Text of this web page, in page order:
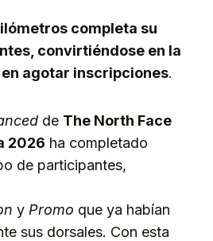
completa su
convirtiéndose en la
agotar inscripciones.
de The North Face
2026 ha completado
de participantes,
y Promo que ya habían
sus dorsales. Con esta